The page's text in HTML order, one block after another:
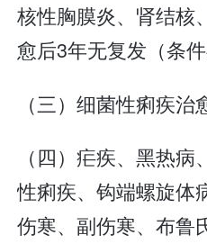
核性胸膜炎、肾结核
愈后3年无复发（条
（三）细菌性痢疾治
（四）疟疾、黑热
性痢疾、钩端螺旋体
伤寒、副伤寒、布鲁